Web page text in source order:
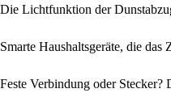
Die Lichtfunktion der
Smarte Haushaltsgeräte, die das
Feste Verbindung oder Stecker?